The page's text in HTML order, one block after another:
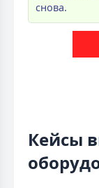
снова.
Кейсы